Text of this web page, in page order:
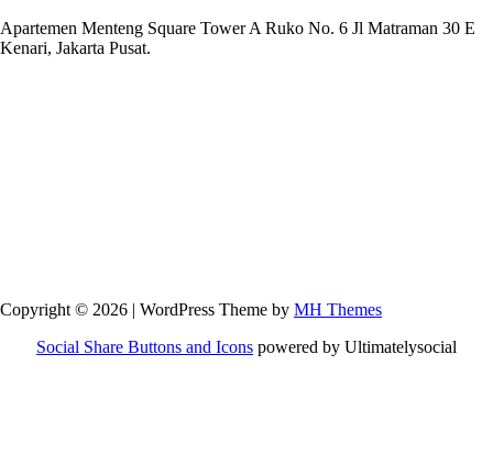
Apartemen Menteng Square Tower A Ruko No. 6 Jl Matraman 30 E
Kenari, Jakarta Pusat.
Copyright © 2026 | WordPress Theme by MH Themes
Social Share Buttons and Icons powered by Ultimatelysocial